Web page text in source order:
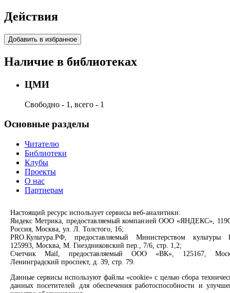
Действия
Добавить в избранное
Наличие в библиотеках
ЦМИ
Свободно - 1, всего - 1
Основные разделы
Читателю
Библиотеки
Клубы
Проекты
О нас
Партнерам
Сервисы
Продлить книгу
Спроси библиотекаря
Спроси краеведа
Оцените качество услуг
Направить обращение директору
Соцсети
Настоящий ресурс использует сервисы веб-аналитики:
Яндекс Метрика, предоставляемый компанией ООО «ЯНДЕКС»,
Россия, Москва, ул. Л. Толстого, 16;
PRO.Культура.РФ, предоставляемый Министерством культуры
125993, Москва, М. Гнездниковский пер., 7/6, стр. 1,2;
Счетчик Mail, предоставляемый ООО «ВК», 125167,
Ленинградский проспект, д. 39, стр. 79.
Данные сервисы используют файлы «cookie» с целью сбора
данных посетителей для обеспечения работоспособности и